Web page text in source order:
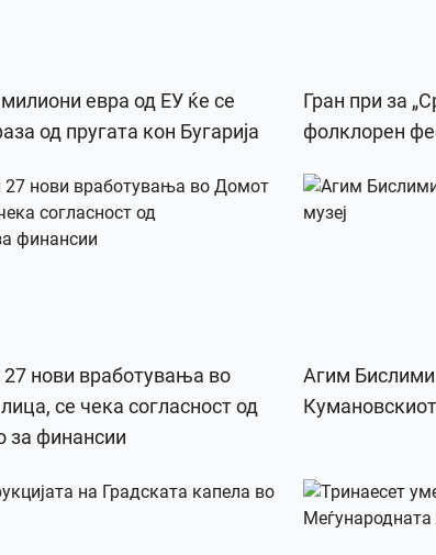
евра од ЕУ ќе се
од пругата кон Бугарија
Гран при за
фолклорен
нови вработувања во
се чека согласност од
за финансии
Агим